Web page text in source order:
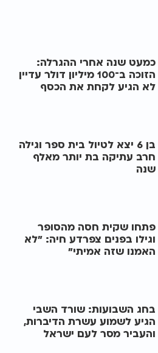
כמעט שנה אחרי ההגרלה:
הזוכה ב־100 מיליון דולר עדיין
לא הגיע לקחת את הכסף
בן 6 יצא לטיול בית ספר וגילה
חרב עתיקה בת יותר מאלף
שנה
פתחו שקית חסה מהסופר
וגילו בפנים צפרדע חיה: "לא
האמנו שזה אמיתי"
בחג השבועות: שורד השבי
הגיע לשמוע עשרת הדיברות,
והעביר מסר לעם ישראל